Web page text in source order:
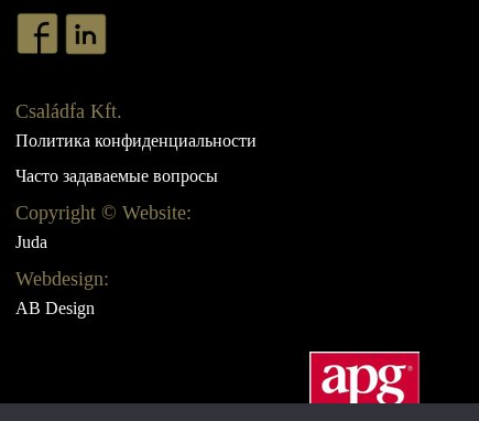
Családfa Kft.
Политика конфиденциальности
Часто задаваемые вопросы
Copyright © Website:
Juda
Webdesign:
AB Design